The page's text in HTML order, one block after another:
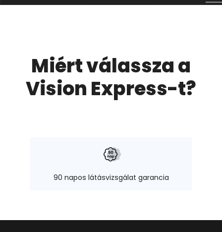
Miért válassza a
Vision Express-t?
90 napos látásvizsgálat garancia